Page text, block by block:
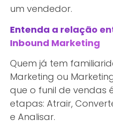
um vendedor.
Entenda a relação
Inbound Marketing
Quem já tem
Marketing ou
que o funil de vendas
etapas: Atrair,
e Analisar.